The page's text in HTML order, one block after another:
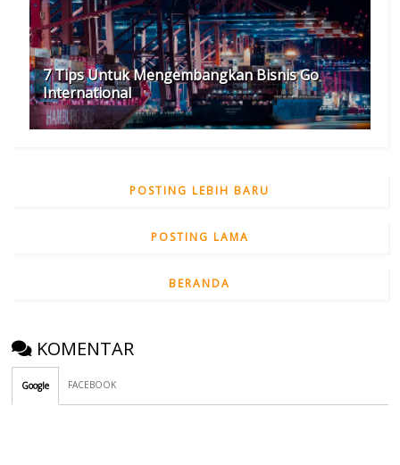
7 Tips Untuk Mengembangkan Bisnis Go
International
POSTING LEBIH BARU
POSTING LAMA
BERANDA
KOMENTAR
Google FACEBOOK